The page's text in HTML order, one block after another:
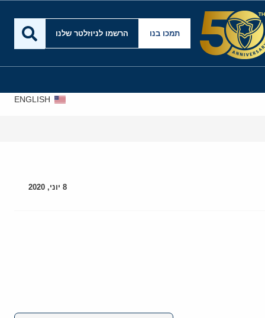
תמכו בנו הרשמו לניוזלטר שלנו
ENGLISH
8 יוני, 2020